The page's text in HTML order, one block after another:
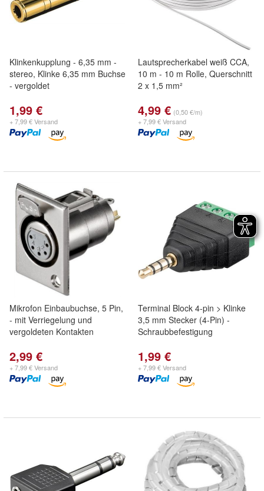
Klinkenkupplung - 6,35 mm -
stereo, Klinke 6,35 mm Buchse
- vergoldet
1,99 €
+ 7,99 € Versand
Lautsprecherkabel weiß CCA,
10 m - 10 m Rolle, Querschnitt
2 x 1,5 mm²
4,99 € (0,50 €/m)
+ 7,99 € Versand
Mikrofon Einbaubuchse, 5 Pin,
- mit Verriegelung und
vergoldeten Kontakten
2,99 €
+ 7,99 € Versand
Terminal Block 4-pin > Klinke
3,5 mm Stecker (4-Pin) -
Schraubbefestigung
1,99 €
+ 7,99 € Versand